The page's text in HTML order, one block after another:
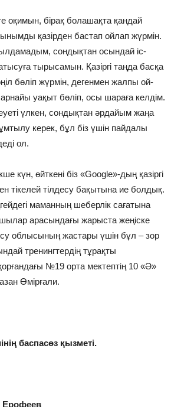
оқимын, бірақ болашақта қандай
қазірден бастап ойлап жүрмін.
сондықтан осындай іс-
тырысамын. Қазіргі таңда басқа
бөліп жүрмін, дегенмен жалпы ой-
арнайы уақыт бөліп, осы шараға келдім.
үлкен, сондықтан әрдайым жаңа
керек, бұл біз үшін пайдалы
ол.
күн, өйткені біз «Google»-дың қазіргі
тікелей тілдесу бақытына ие болдық.
маманның шеберлік сағатына
арасындағы жарыста жеңіске
облысының жастары үшін бұл – зор
тренингтердің тұрақты
№19 орта мектептің 10 «Ә»
Өмірғали.
баспасөз қызметі.
Ерофеев